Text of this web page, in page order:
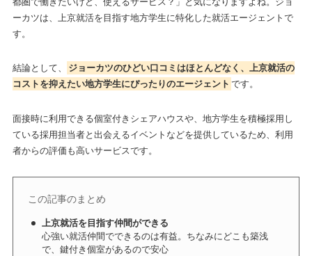
ーカツは、
上京就活を目指す地方学生に特化した就活エージェント で
す。
結論として、
ジョーカツのひどい口コミはほとんどなく、上京就活の
コストを抑えたい地方学生にぴったりのエージェント です。
面接時に利用できる個室付きシェアハウスや、地方学生を積極採用し
ている採用担当者と出会えるイベントなどを提供しているため、利用
者からの評価も高いサービスです。
この記事のまとめ
上京就活を目指す仲間ができる
心強い就活仲間でできるのは有益。ちなみにどこも築浅
で、鍵付き個室があるので安心